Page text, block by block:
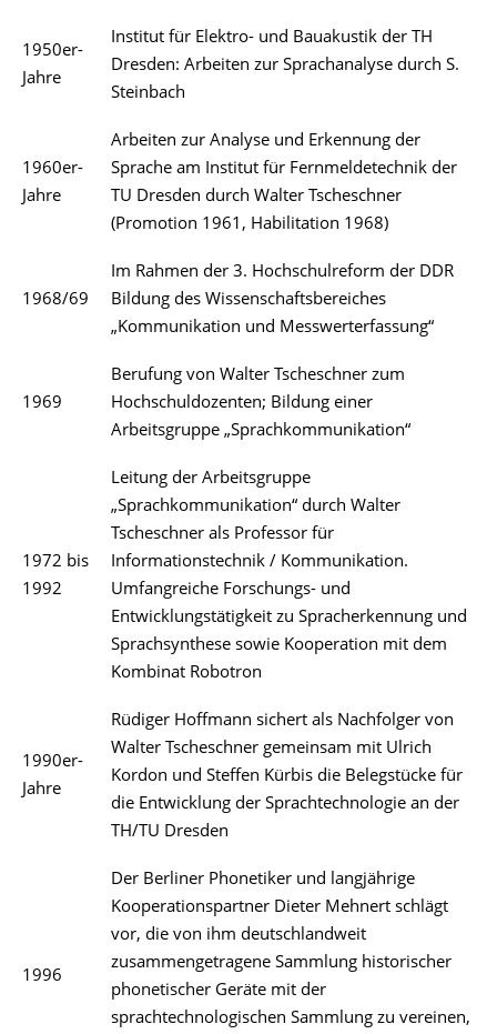
1950er-
Jahre
Institut für Elektro- und Bauakustik der TH
Dresden: Arbeiten zur Sprachanalyse durch S.
Steinbach
1960er-
Jahre
Arbeiten zur Analyse und Erkennung der
Sprache am Institut für Fernmeldetechnik der
TU Dresden durch Walter Tscheschner
(Promotion 1961, Habilitation 1968)
1968/69
Im Rahmen der 3. Hochschulreform der DDR
Bildung des Wissenschaftsbereiches
„Kommunikation und Messwerterfassung“
1969
Berufung von Walter Tscheschner zum
Hochschuldozenten; Bildung einer
Arbeitsgruppe „Sprachkommunikation“
1972 bis
1992
Leitung der Arbeitsgruppe
„Sprachkommunikation“ durch Walter
Tscheschner als Professor für
Informationstechnik / Kommunikation.
Umfangreiche Forschungs- und
Entwicklungstätigkeit zu Spracherkennung und
Sprachsynthese sowie Kooperation mit dem
Kombinat Robotron
1990er-
Jahre
Rüdiger Hoffmann sichert als Nachfolger von
Walter Tscheschner gemeinsam mit Ulrich
Kordon und Steffen Kürbis die Belegstücke für
die Entwicklung der Sprachtechnologie an der
TH/TU Dresden
1996
Der Berliner Phonetiker und langjährige
Kooperationspartner Dieter Mehnert schlägt
vor, die von ihm deutschlandweit
zusammengetragene Sammlung historischer
phonetischer Geräte mit der
sprachtechnologischen Sammlung zu vereinen,